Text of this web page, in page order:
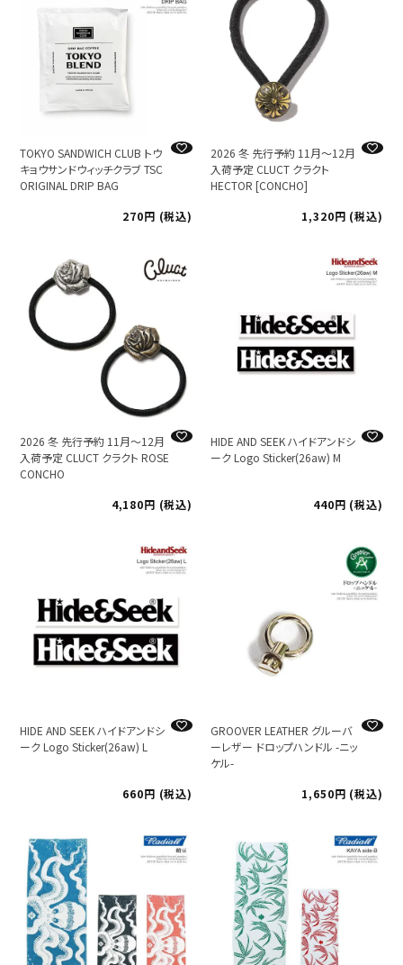
TOKYO SANDWICH CLUB トウ
キョウサンドウィッチクラブ TSC
ORIGINAL DRIP BAG
270
税込
2026 冬 先行予約 11月～12月
入荷予定 CLUCT クラクト
HECTOR [CONCHO]
1,320
税込
2026 冬 先行予約 11月～12月
入荷予定 CLUCT クラクト ROSE
CONCHO
4,180
税込
HIDE AND SEEK ハイドアンドシ
ーク Logo Sticker(26aw) M
440 税込
HIDE AND SEEK ハイドアンドシ
ーク Logo Sticker(26aw) L
660 税込
GROOVER LEATHER グルーバ
ーレザー ドロップハンドル -ニッ
ケル-
1,650
税込